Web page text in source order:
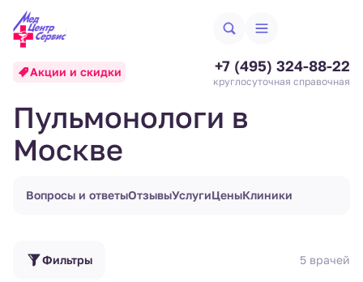
Акции и скидки +7 (495) 324-88-22
круглосуточная справочная
Пульмонологи в
Москве
Вопросы и ответыОтзывыУслугиЦеныКлиники
Фильтры 5 врачей